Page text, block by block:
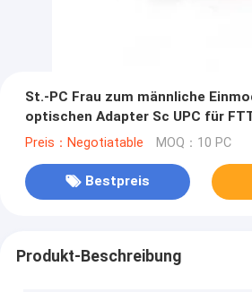
St.-PC Frau zum männliche
optischen Adapter Sc UPC für
Preis：Negotiatable MOQ：10 PC
Bestpreis
Produkt-Beschreibung